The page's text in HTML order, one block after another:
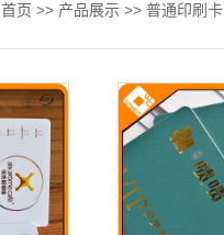
首页 >> 产品展示 >> 普通印刷卡